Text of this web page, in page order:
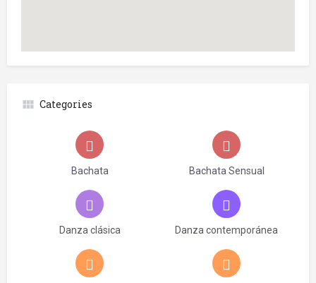
Categories
Bachata Bachata Sensual
Danza clásica Danza contemporánea